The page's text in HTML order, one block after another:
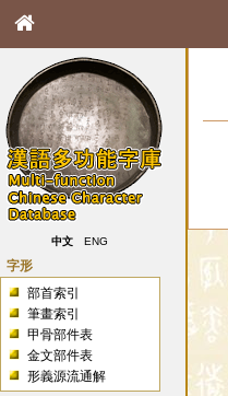
中文 ENG
字形
部首索引
筆畫索引
甲骨部件表
金文部件表
形義源流通解